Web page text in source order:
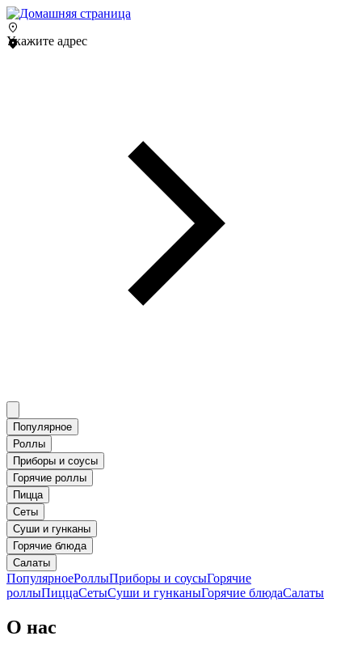
Укажите адрес
Популярное
Роллы
Приборы и соусы
Горячие роллы
Пицца
Сеты
Суши и гунканы
Горячие блюда
Салаты
ПопулярноеРоллыПриборы и соусыГорячие
роллыПиццаСетыСуши и гунканыГорячие блюдаСалаты
О нас